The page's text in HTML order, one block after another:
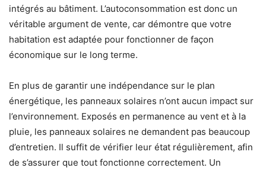
intégrés au bâtiment. L’autoconsommation est donc un
véritable argument de vente, car démontre que votre
habitation est adaptée pour fonctionner de façon
économique sur le long terme.
En plus de garantir une indépendance sur le plan
énergétique, les panneaux solaires n’ont aucun impact sur
l’environnement. Exposés en permanence au vent et à la
pluie, les panneaux solaires ne demandent pas beaucoup
d’entretien. Il suffit de vérifier leur état régulièrement, afin
de s’assurer que tout fonctionne correctement. Un